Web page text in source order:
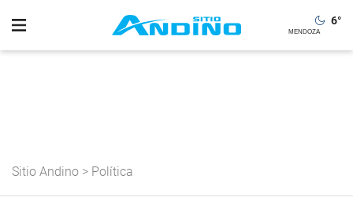
6°
Sitio Andino > Política